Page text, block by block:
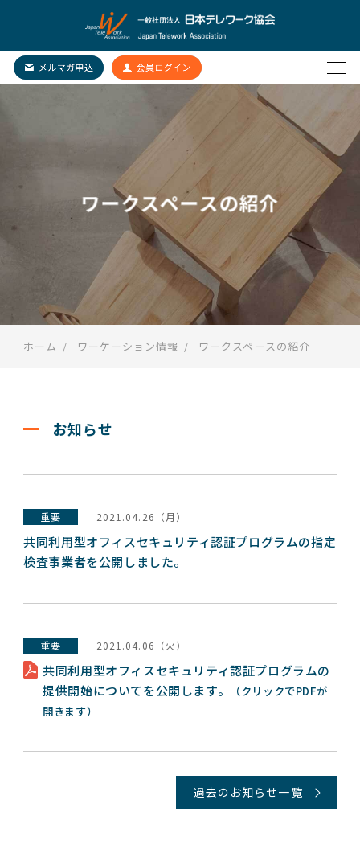
ワークスペースの紹介
ホーム ワーケーション情報 ワークスペースの紹介
お知らせ
重要 2021.04.26（月）
共同利用型オフィスセキュリティ認証プログラムの指定
検査事業者を公開しました。
重要 2021.04.06（火）
共同利用型オフィスセキュリティ認証プログラムの
提供開始についてを公開します。
（クリックでPDFが
開きます）
過去のお知らせ一覧